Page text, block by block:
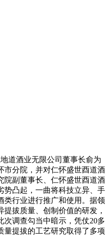
道酒业无限公司董事长俞为
市分院，并对仁怀盛世酉道酒
院副董事长、仁怀盛世酉道酒
势凸起，一曲将科技立异、手
类行业进行推广和使用。据领
拔质量、创制价值的研发，
调查勾当中暗示，凭仗20多
量提拔的工艺研究取得了多项